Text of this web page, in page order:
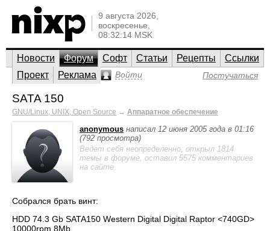
9 августа 2026,
воскресенье,
08:32:14 MSK
Новости Форум Софт Статьи Рецепты
Ссылки
Проект
Реклама Войти Постучаться
SATA 150
GNU/Linux, UNIX, Open Source → Аппаратное обеспечение
anonymous написал 12 июня 2005 года в 01:16
(792 просмотра)
Ведет себя неопределенно; открыл 1814
темы в форуме, оставил 5575 комментариев
на сайте.
Собрался брать винт:
HDD 74.3 Gb SATA150 Western Digital Digital Raptor <740GD>
10000rpm 8Mb